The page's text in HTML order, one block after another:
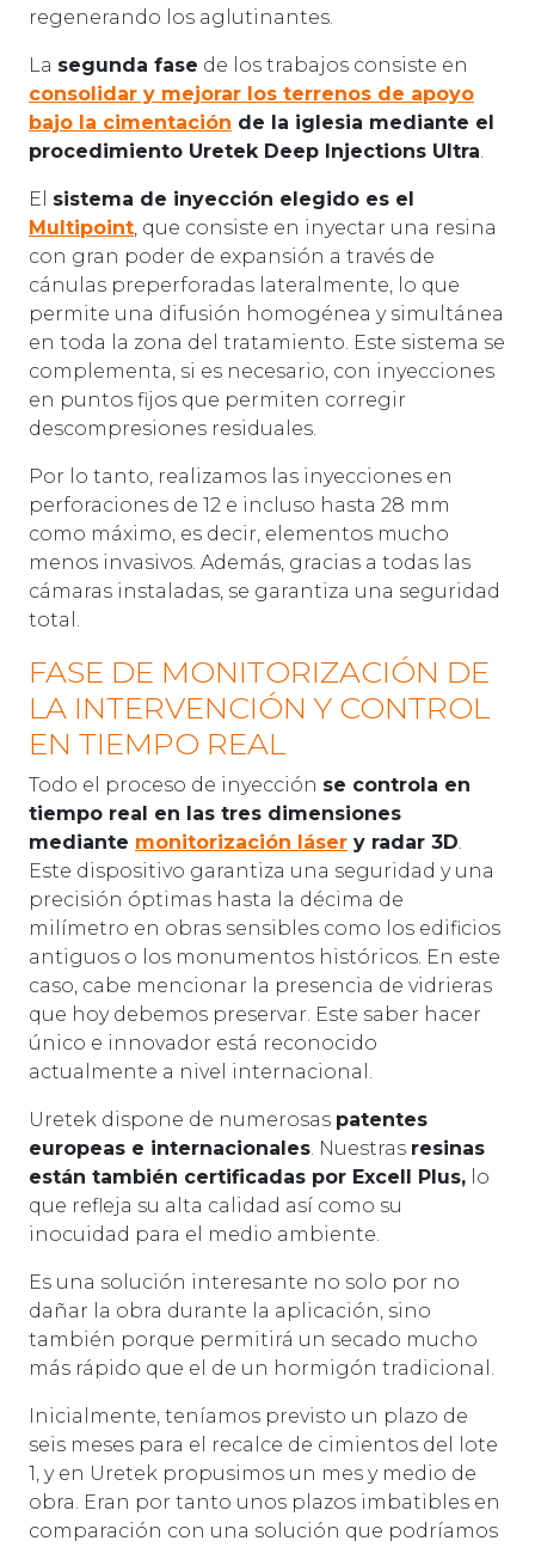
regenerando los aglutinantes.
La segunda fase de los trabajos consiste en
consolidar y mejorar los terrenos de apoyo
bajo la cimentación de la iglesia mediante el
procedimiento Uretek Deep Injections Ultra.
El sistema de inyección elegido es el
Multipoint, que consiste en inyectar una resina
con gran poder de expansión a través de
cánulas preperforadas lateralmente, lo que
permite una difusión homogénea y simultánea
en toda la zona del tratamiento. Este sistema se
complementa, si es necesario, con inyecciones
en puntos fijos que permiten corregir
descompresiones residuales.
Por lo tanto, realizamos las inyecciones en
perforaciones de 12 e incluso hasta 28 mm
como máximo, es decir, elementos mucho
menos invasivos. Además, gracias a todas las
cámaras instaladas, se garantiza una seguridad
total.
FASE DE MONITORIZACIÓN DE
LA INTERVENCIÓN Y CONTROL
EN TIEMPO REAL
Todo el proceso de inyección se controla en
tiempo real en las tres dimensiones
mediante monitorización láser y radar 3D.
Este dispositivo garantiza una seguridad y una
precisión óptimas hasta la décima de
milímetro en obras sensibles como los edificios
antiguos o los monumentos históricos. En este
caso, cabe mencionar la presencia de vidrieras
que hoy debemos preservar. Este saber hacer
único e innovador está reconocido
actualmente a nivel internacional.
Uretek dispone de numerosas patentes
europeas e internacionales. Nuestras resinas
están también certificadas por Excell Plus, lo
que refleja su alta calidad así como su
inocuidad para el medio ambiente.
Es una solución interesante no solo por no
dañar la obra durante la aplicación, sino
también porque permitirá un secado mucho
más rápido que el de un hormigón tradicional.
Inicialmente, teníamos previsto un plazo de
seis meses para el recalce de cimientos del lote
1, y en Uretek propusimos un mes y medio de
obra. Eran por tanto unos plazos imbatibles en
comparación con una solución que podríamos